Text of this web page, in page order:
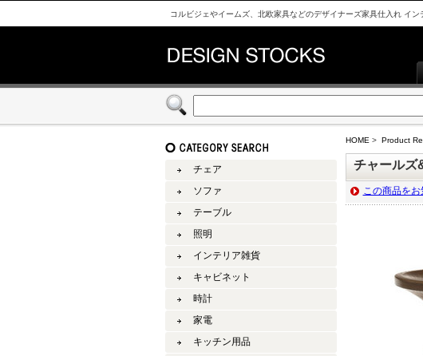
コルビジェやイームズ、北欧家具などのデザイナーズ家具仕入れ イ
HOME > Product
チャールズ
この商品を
チェア
ソファ
テーブル
照明
インテリア雑貨
キャビネット
時計
家電
キッチン用品